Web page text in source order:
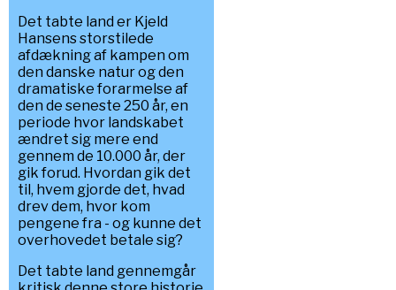
Det tabte land er Kjeld
Hansens storstilede
afdækning af kampen om
den danske natur og den
dramatiske forarmelse af
den de seneste 250 år, en
periode hvor landskabet
ændret sig mere end
gennem de 10.000 år, der
gik forud. Hvordan gik det
til, hvem gjorde det, hvad
drev dem, hvor kom
pengene fra - og kunne det
overhovedet betale sig?
Det tabte land gennemgår